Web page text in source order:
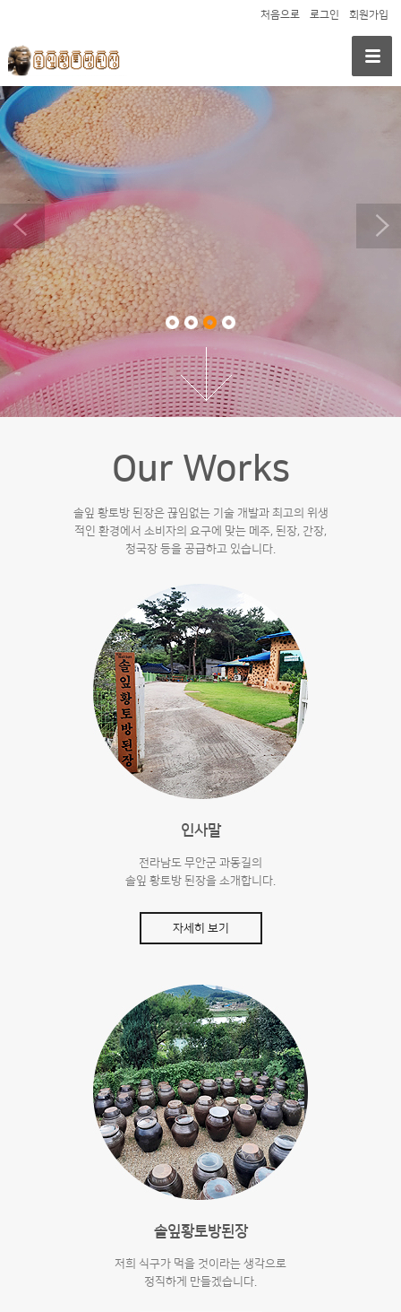
처음으로 로그인 회원가입
Our Works
솔잎 황토방 된장은 끊임없는 기술 개발과 최고의 위생
적인 환경에서 소비자의 요구에 맞는 메주, 된장, 간장,
청국장 등을 공급하고 있습니다.
인사말
전라남도 무안군 과동길의
솔잎 황토방 된장을 소개합니다.
자세히 보기
솔잎황토방된장
저희 식구가 먹을 것이라는 생각으로
정직하게 만들겠습니다.